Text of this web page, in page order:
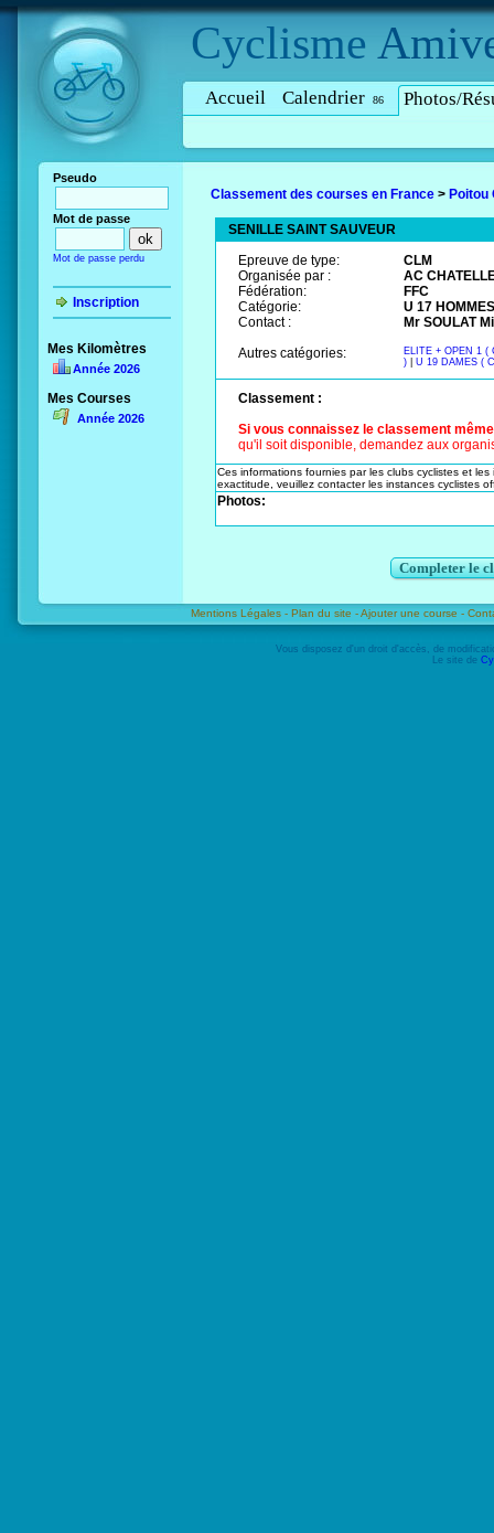
Cyclisme
Accueil Calendrier 86 Photos/
Pseudo
Mot de passe
Mot de passe perdu
Inscription
Mes Kilomètres
Année 2026
Mes Courses
Année 2026
Classement des courses en France > Poitou
SENILLE SAINT SAUVEUR
Epreuve de type:
CLM
Organisée par :
AC
Fédération:
FFC
Catégorie:
U 17
Contact :
Mr SOULAT
Autres catégories:
ELITE + OPEN 1 (
)
U 19 DAMES (
Classement :
Si vous connaissez le classement
qu'il soit disponible, demandez aux
Ces informations fournies par les clubs cyclistes et
exactitude, veuillez contacter les instances cyclistes
Photos:
Completer le
Mentions Légales - Plan du site -Ajouter une course -
Vous disposez d'un droit d'accès, de
Le site de